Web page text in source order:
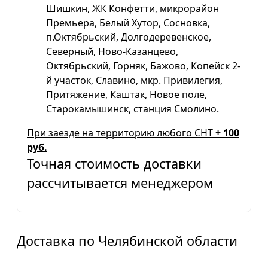
Шишкин, ЖК Конфетти, микрорайон
Премьера, Белый Хутор, Сосновка,
п.Октябрьский, Долгодеревенское,
Северный, Ново-Казанцево,
Октябрьский, Горняк, Бажово, Копейск 2-
й участок, Славино, мкр. Привилегия,
Притяжение, Каштак, Новое поле,
Старокамышинск, станция Смолино.
При заезде на территорию любого СНТ+ 100
руб.
Точная стоимость доставки
рассчитывается менеджером
Доставка по Челябинской области